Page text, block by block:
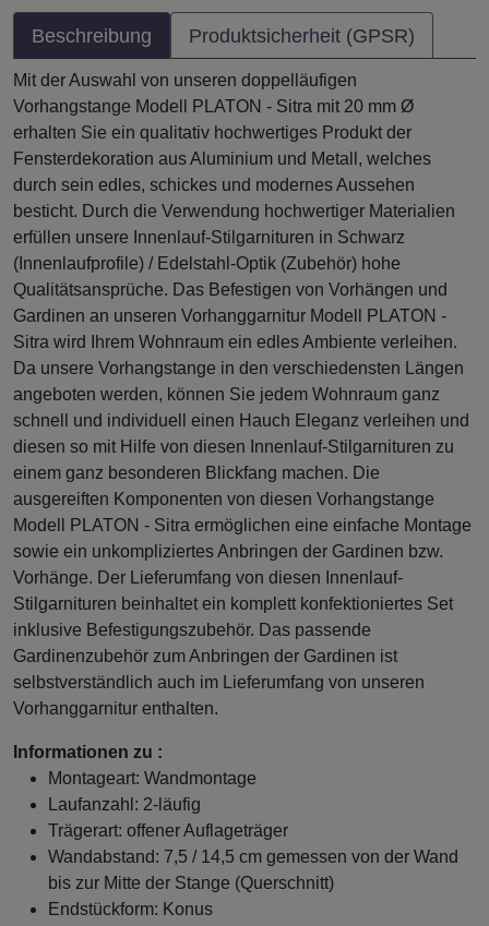
Beschreibung Produktsicherheit (GPSR)
Mit der Auswahl von unseren doppelläufigen
Vorhangstange Modell PLATON - Sitra mit 20 mm Ø
erhalten Sie ein qualitativ hochwertiges Produkt der
Fensterdekoration aus Aluminium und Metall, welches
durch sein edles, schickes und modernes Aussehen
besticht. Durch die Verwendung hochwertiger Materialien
erfüllen unsere Innenlauf-Stilgarnituren in Schwarz
(Innenlaufprofile) / Edelstahl-Optik (Zubehör) hohe
Qualitätsansprüche. Das Befestigen von Vorhängen und
Gardinen an unseren Vorhanggarnitur Modell PLATON -
Sitra wird Ihrem Wohnraum ein edles Ambiente verleihen.
Da unsere Vorhangstange in den verschiedensten Längen
angeboten werden, können Sie jedem Wohnraum ganz
schnell und individuell einen Hauch Eleganz verleihen und
diesen so mit Hilfe von diesen Innenlauf-Stilgarnituren zu
einem ganz besonderen Blickfang machen. Die
ausgereiften Komponenten von diesen Vorhangstange
Modell PLATON - Sitra ermöglichen eine einfache Montage
sowie ein unkompliziertes Anbringen der Gardinen bzw.
Vorhänge. Der Lieferumfang von diesen Innenlauf-
Stilgarnituren beinhaltet ein komplett konfektioniertes Set
inklusive Befestigungszubehör. Das passende
Gardinenzubehör zum Anbringen der Gardinen ist
selbstverständlich auch im Lieferumfang von unseren
Vorhanggarnitur enthalten.
Informationen zu :
Montageart: Wandmontage
Laufanzahl: 2-läufig
Trägerart: offener Auflageträger
Wandabstand: 7,5 / 14,5 cm gemessen von der Wand
bis zur Mitte der Stange (Querschnitt)
Endstückform: Konus